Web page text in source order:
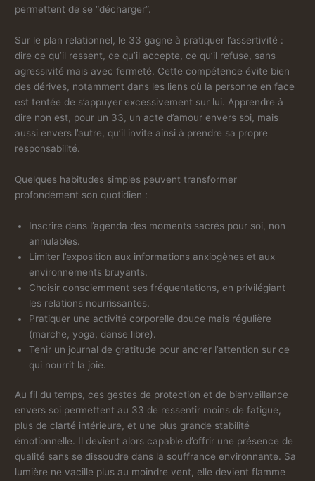
permettent de se “décharger”.
Sur le plan relationnel, le 33 gagne à pratiquer l’assertivité :
dire ce qu’il ressent, ce qu’il accepte, ce qu’il refuse, sans
agressivité mais avec fermeté. Cette compétence évite bien
des dérives, notamment dans les liens où la personne en face
est tentée de s’appuyer excessivement sur lui. Apprendre à
dire non est, pour un 33, un acte d’amour envers soi, mais
aussi envers l’autre, qu’il invite ainsi à prendre sa propre
responsabilité.
Quelques habitudes simples peuvent transformer
profondément son quotidien :
Inscrire dans l’agenda des moments sacrés pour soi, non
annulables.
Limiter l’exposition aux informations anxiogènes et aux
environnements bruyants.
Choisir consciemment ses fréquentations, en privilégiant
les relations nourrissantes.
Pratiquer une activité corporelle douce mais régulière
(marche, yoga, danse libre).
Tenir un journal de gratitude pour ancrer l’attention sur ce
qui nourrit la joie.
Au fil du temps, ces gestes de protection et de bienveillance
envers soi permettent au 33 de ressentir moins de fatigue,
plus de clarté intérieure, et une plus grande stabilité
émotionnelle. Il devient alors capable d’offrir une présence de
qualité sans se dissoudre dans la souffrance environnante. Sa
lumière ne vacille plus au moindre vent, elle devient flamme